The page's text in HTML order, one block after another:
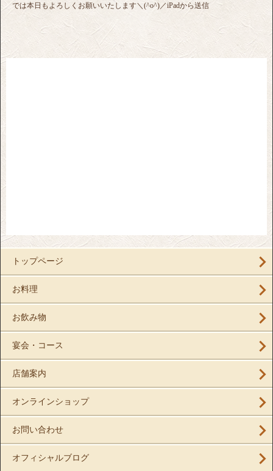
では本日もよろしくお願いいたします＼(^o^)／iPadから送信
トップページ
お料理
お飲み物
宴会・コース
店舗案内
オンラインショップ
お問い合わせ
オフィシャルブログ